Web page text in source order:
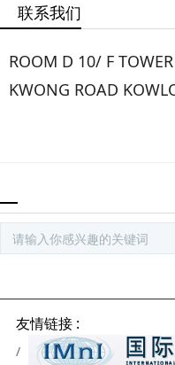
联系我们
ROOM D 10/ F
KWONG ROAD
友情链接 :